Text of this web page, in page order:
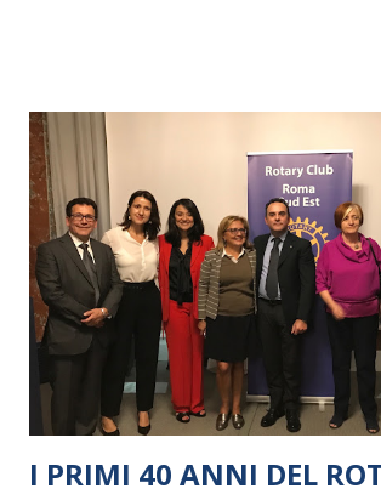
I PRIMI 40 ANNI DEL